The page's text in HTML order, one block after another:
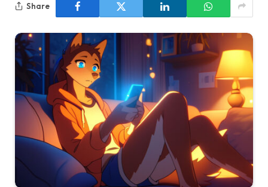
Share